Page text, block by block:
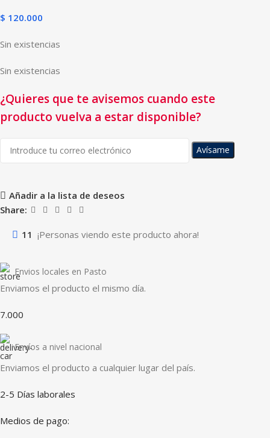
$ 120.000
Sin existencias
Sin existencias
¿Quieres que te avisemos cuando este
producto vuelva a estar disponible?
Avísame
Añadir a la lista de deseos
Share:
11 ¡Personas viendo este producto ahora!
Envios locales en Pasto
Enviamos el producto el mismo día.
7.000
Envíos a nivel nacional
Enviamos el producto a cualquier lugar del país.
2-5 Días laborales
Medios de pago: